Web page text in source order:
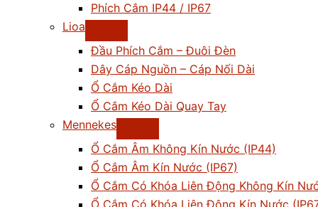
Phích Cắm IP44 / IP67
Lioa
Đầu Phích Cắm – Đuôi Đèn
Dây Cáp Nguồn – Cáp Nối Dài
Ổ Cắm Kéo Dài
Ổ Cắm Kéo Dài Quay Tay
Mennekes
Ổ Cắm Âm Không Kín Nước (IP44)
Ổ Cắm Âm Kín Nước (IP67)
Ổ Cắm Có Khóa Liên Động Không Kín